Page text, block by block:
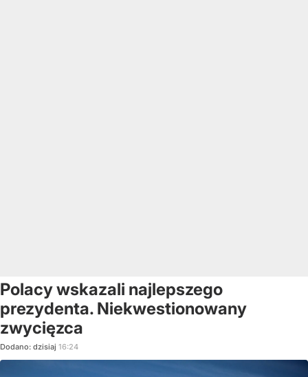
Polacy wskazali najlepszego
prezydenta. Niekwestionowany
zwycięzca
Dodano: dzisiaj 16:24